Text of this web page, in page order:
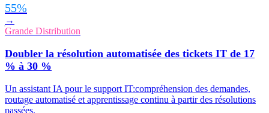
55%
→
Grande Distribution
Doubler la résolution automatisée des tickets IT de 17
% à 30 %
Un assistant IA pour le support IT:compréhension des demandes,
routage automatisé et apprentissage continu à partir des résolutions
passées.